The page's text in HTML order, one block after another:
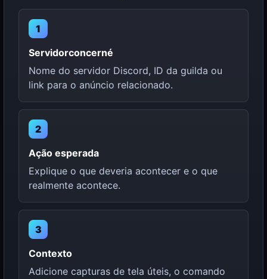
1
Servidorconcerné
Nome do servidor Discord, ID da guilda ou
link para o anúncio relacionado.
2
Ação esperada
Explique o que deveria acontecer e o que
realmente acontece.
3
Contexto
Adicione capturas de tela úteis, o comando